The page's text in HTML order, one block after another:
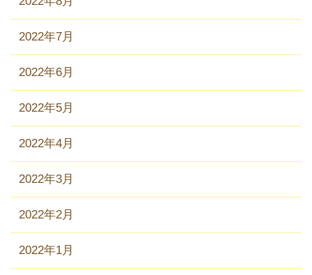
2022年7月
2022年6月
2022年5月
2022年4月
2022年3月
2022年2月
2022年1月